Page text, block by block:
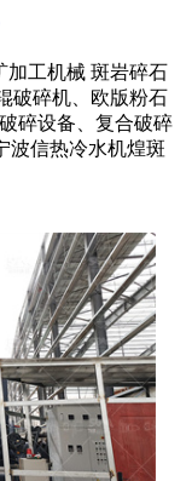
加工机械 斑岩碎石
破碎机、欧版粉石
碎设备、复合破碎
波信热冷水机煌斑